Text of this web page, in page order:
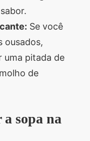
Se você
ousados,
uma pitada de
de
sopa na